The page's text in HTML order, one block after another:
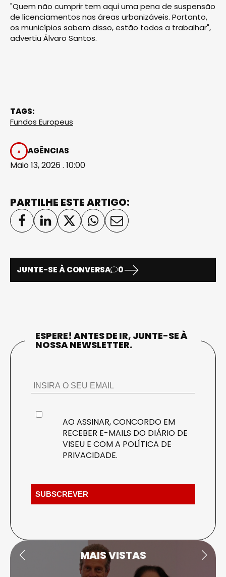
"Quem não cumprir tem aqui uma pena de suspensão
de licenciamentos nas áreas urbanizáveis. Portanto,
os municípios sabem disso, estão todos a trabalhar",
advertiu Álvaro Santos.
TAGS:
Fundos Europeus
AGÊNCIAS
Maio 13, 2026 . 10:00
PARTILHE ESTE ARTIGO:
JUNTE-SE À CONVERSA 0
ESPERE! ANTES DE IR, JUNTE-SE À
NOSSA NEWSLETTER.
AO ASSINAR, CONCORDO EM
RECEBER E-MAILS DO DIÁRIO DE
VISEU E COM A POLÍTICA DE
PRIVACIDADE.
MAIS VISTAS